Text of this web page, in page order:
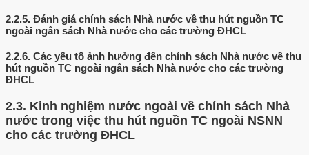
2.2.5. Đánh giá chính sách Nhà nước về thu hút nguồn TC
ngoài ngân sách Nhà nước cho các trường ĐHCL
2.2.6. Các yếu tố ảnh hưởng đến chính sách Nhà nước về thu
hút nguồn TC ngoài ngân sách Nhà nước cho các trường
ĐHCL
2.3. Kinh nghiệm nước ngoài về chính sách Nhà
nước trong việc thu hút nguồn TC ngoài NSNN
cho các trường ĐHCL